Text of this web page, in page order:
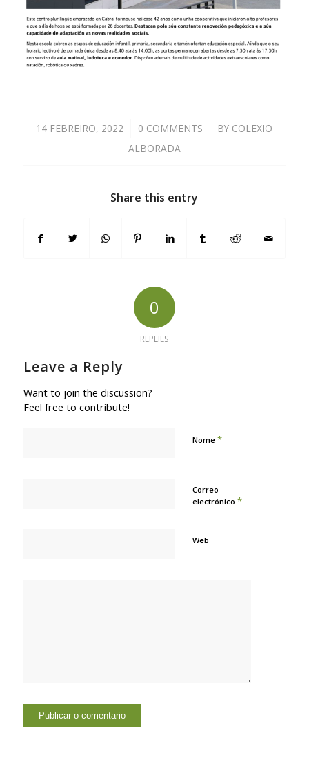
14 FEBREIRO, 2022
/ 0 COMMENTS
/ BY COLEXIO
ALBORADA
Share this entry
0
REPLIES
Leave a Reply
Want to join the discussion?
Feel free to contribute!
Nome *
Correo
electrónico *
Web